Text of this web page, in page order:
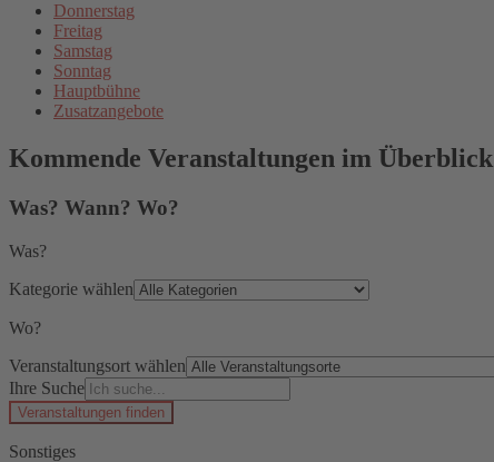
Donnerstag
Freitag
Samstag
Sonntag
Hauptbühne
Zusatzangebote
Kommende Veranstaltungen im Überblick
Was? Wann? Wo?
Was?
Kategorie wählen
Wo?
Veranstaltungsort wählen
Ihre Suche
Veranstaltungen finden
Sonstiges